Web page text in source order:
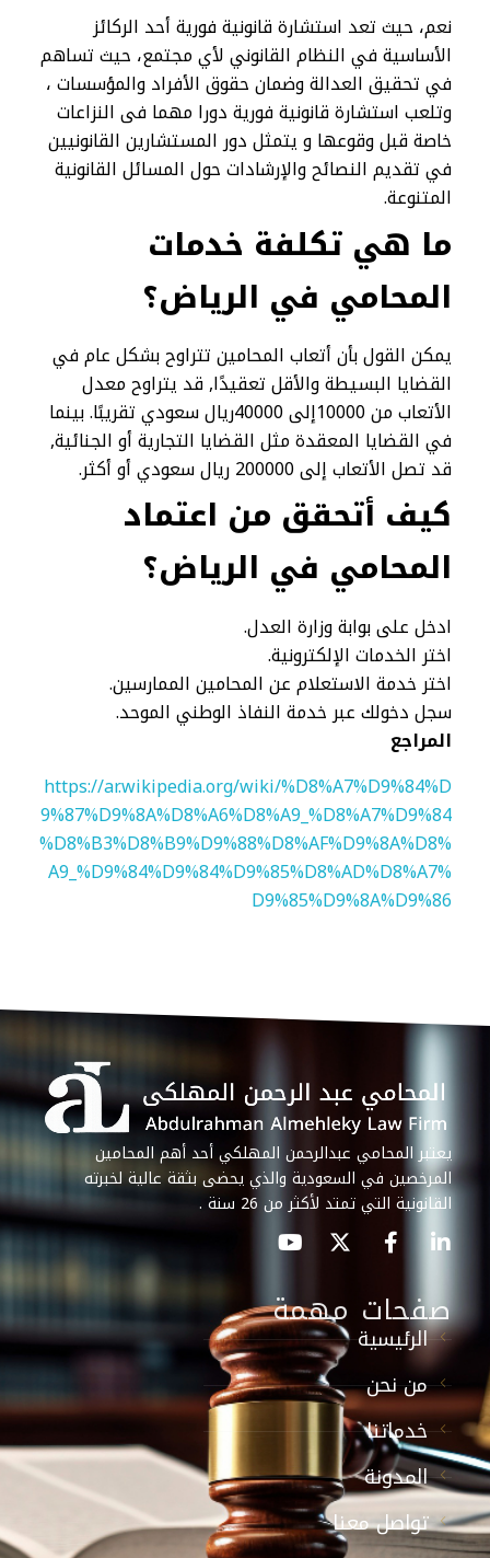
نعم، حيث تعد استشارة قانونية فورية أحد الركائز
الأساسية في النظام القانوني لأي مجتمع، حيث تساهم
في تحقيق العدالة وضمان حقوق الأفراد والمؤسسات ،
وتلعب استشارة قانونية فورية دورا مهما فى النزاعات
خاصة قبل وقوعها و يتمثل دور المستشارين القانونيين
في تقديم النصائح والإرشادات حول المسائل القانونية
المتنوعة.
ما هي تكلفة خدمات
المحامي في الرياض؟
يمكن القول بأن أتعاب المحامين تتراوح بشكل عام في
القضايا البسيطة والأقل تعقيدًا, قد يتراوح معدل
الأتعاب من 10000إلى 40000ريال سعودي تقريبًا. بينما
في القضايا المعقدة مثل القضايا التجارية أو الجنائية,
قد تصل الأتعاب إلى 200000 ريال سعودي أو أكثر.
كيف أتحقق من اعتماد
المحامي في الرياض؟
ادخل على بوابة وزارة العدل.
اختر الخدمات الإلكترونية.
اختر خدمة الاستعلام عن المحامين الممارسين.
سجل دخولك عبر خدمة النفاذ الوطني الموحد.
المراجع
https://ar.wikipedia.org/wiki/%D8%A7%D9%84%D
9%87%D9%8A%D8%A6%D8%A9_%D8%A7%D9%84
%D8%B3%D8%B9%D9%88%D8%AF%D9%8A%D8%
A9_%D9%84%D9%84%D9%85%D8%AD%D8%A7%
D9%85%D9%8A%D9%86
يعتبر المحامي عبدالرحمن المهلكي أحد أهم المحامين
المرخصين في السعودية والذي يحضى بثقة عالية لخبرته
القانونية التي تمتد لأكثر من 26 سنة .
صفحات مهمة
الرئيسية
من نحن
خدماتنا
المدونة
تواصل معنا